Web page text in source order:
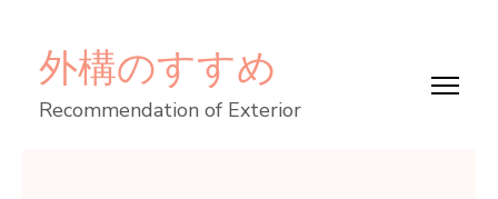
ン
テ
外構のすすめ
Recommendation of Exterior